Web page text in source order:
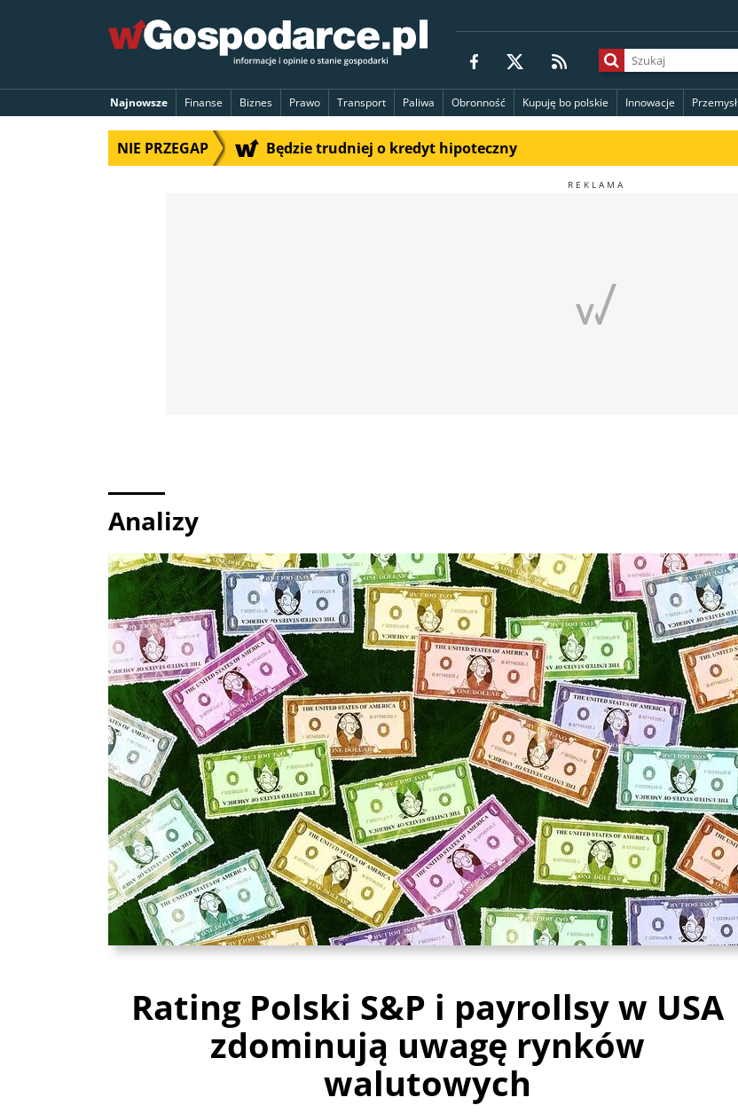
Najnowsze Finanse Biznes Prawo Transport Paliwa Obronność Kupuję bo polskie Innowacje Przemysł
NIE PRZEGAP Będzie trudniej o kredyt hipoteczny
Analizy
Rating Polski S&P i payrollsy w USA
zdominują uwagę rynków
walutowych